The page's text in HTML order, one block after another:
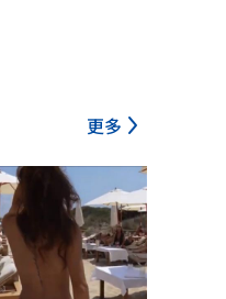
更多